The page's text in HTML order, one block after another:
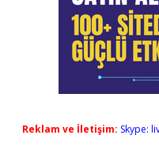
Reklam ve İletişim: Skype: